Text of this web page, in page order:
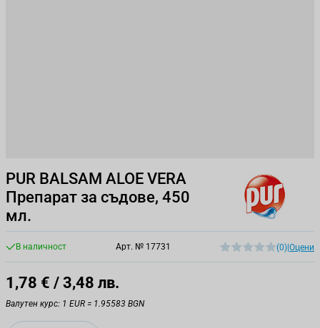
PUR BALSAM ALOE VERA
Препарат за съдове, 450
мл.
В наличност Арт. № 17731 (0) Оцени
1,78 € / 3,48 лв.
Валутен курс: 1 EUR = 1.95583 BGN